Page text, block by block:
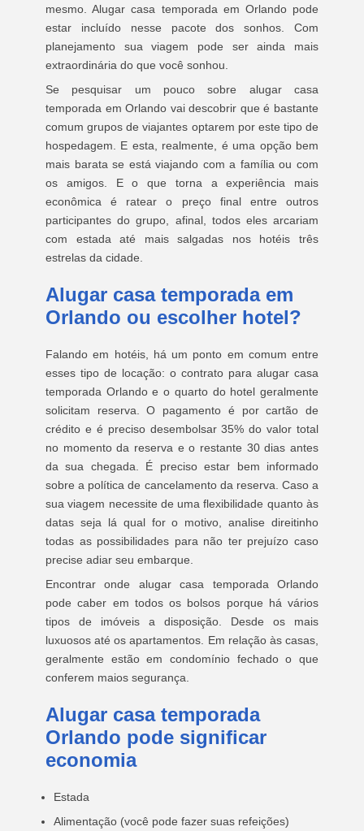
mesmo. Alugar casa temporada em Orlando pode
estar incluído nesse pacote dos sonhos. Com
planejamento sua viagem pode ser ainda mais
extraordinária do que você sonhou.
Se pesquisar um pouco sobre alugar casa
temporada em Orlando vai descobrir que é bastante
comum grupos de viajantes optarem por este tipo de
hospedagem. E esta, realmente, é uma opção bem
mais barata se está viajando com a família ou com
os amigos. E o que torna a experiência mais
econômica é ratear o preço final entre outros
participantes do grupo, afinal, todos eles arcariam
com estada até mais salgadas nos hotéis três
estrelas da cidade.
Alugar casa temporada em
Orlando ou escolher hotel?
Falando em hotéis, há um ponto em comum entre
esses tipo de locação: o contrato para alugar casa
temporada Orlando e o quarto do hotel geralmente
solicitam reserva. O pagamento é por cartão de
crédito e é preciso desembolsar 35% do valor total
no momento da reserva e o restante 30 dias antes
da sua chegada. É preciso estar bem informado
sobre a política de cancelamento da reserva. Caso a
sua viagem necessite de uma flexibilidade quanto às
datas seja lá qual for o motivo, analise direitinho
todas as possibilidades para não ter prejuízo caso
precise adiar seu embarque.
Encontrar onde alugar casa temporada Orlando
pode caber em todos os bolsos porque há vários
tipos de imóveis a disposição. Desde os mais
luxuosos até os apartamentos. Em relação às casas,
geralmente estão em condomínio fechado o que
conferem maios segurança.
Alugar casa temporada
Orlando pode significar
economia
Estada
Alimentação (você pode fazer suas refeições)